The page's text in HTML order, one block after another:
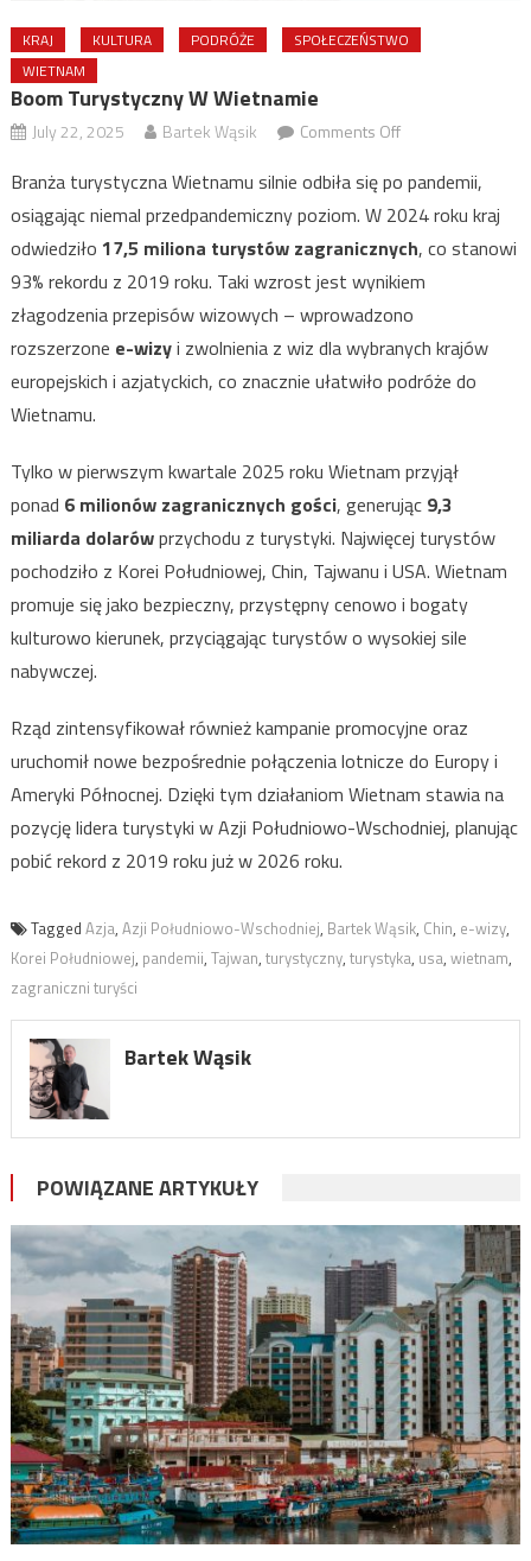
KRAJ KULTURA PODRÓŻE
SPOŁECZEŃSTWO
WIETNAM
Boom Turystyczny W Wietnamie
July 22, 2025 Bartek Wąsik Comments Offon
turystyczny
w
Wietnamie
Branża turystyczna Wietnamu silnie odbiła się po pandemii,
osiągając niemal przedpandemiczny poziom. W 2024 roku kraj
odwiedziło 17,5 miliona turystów zagranicznych, co stanowi
93% rekordu z 2019 roku. Taki wzrost jest wynikiem
złagodzenia przepisów wizowych – wprowadzono
rozszerzone e-wizyi zwolnienia z wiz dla wybranych krajów
europejskich i azjatyckich, co znacznie ułatwiło podróże do
Wietnamu.
Tylko w pierwszym kwartale 2025 roku Wietnam przyjął
ponad 6 milionów zagranicznych gości, generując 9,3
miliarda dolarówprzychodu z turystyki. Najwięcej turystów
pochodziło z Korei Południowej, Chin, Tajwanu i USA. Wietnam
promuje się jako bezpieczny, przystępny cenowo i bogaty
kulturowo kierunek, przyciągając turystów o wysokiej sile
nabywczej.
Rząd zintensyfikował również kampanie promocyjne oraz
uruchomił nowe bezpośrednie połączenia lotnicze do Europy i
Ameryki Północnej. Dzięki tym działaniom Wietnam stawia na
pozycję lidera turystyki w Azji Południowo-Wschodniej, planując
pobić rekord z 2019 roku już w 2026 roku.
Tagged Azja, Azji Południowo-Wschodniej, Bartek Wąsik, Chin, e-wizy,
Korei Południowej, pandemii, Tajwan, turystyczny, turystyka, usa, wietnam,
zagraniczni turyści
Bartek Wąsik
POWIĄZANE ARTYKUŁY